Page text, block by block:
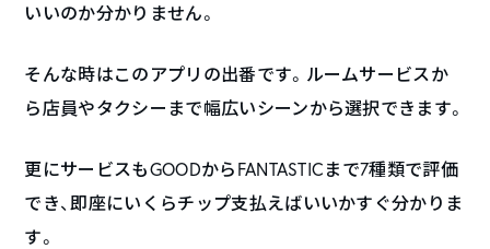
いいのか分かりません。
そんな時はこのアプリの出番です。ルームサービスか
ら店員やタクシーまで幅広いシーンから選択できます。
更にサービスもGOODからFANTASTICまで7種類で評価
でき、即座にいくらチップ支払えばいいかすぐ分かりま
す。